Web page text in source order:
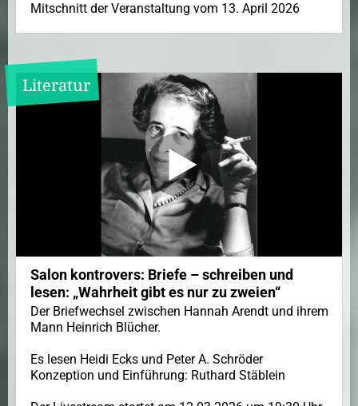
Mitschnitt der Veranstaltung vom 13. April 2026
Literatur
Salon kontrovers: Briefe – schreiben und
lesen: „Wahrheit gibt es nur zu zweien“
Der Briefwechsel zwischen Hannah Arendt und ihrem
Mann Heinrich Blücher.
Es lesen Heidi Ecks und Peter A. Schröder
Konzeption und Einführung: Ruthard Stäblein